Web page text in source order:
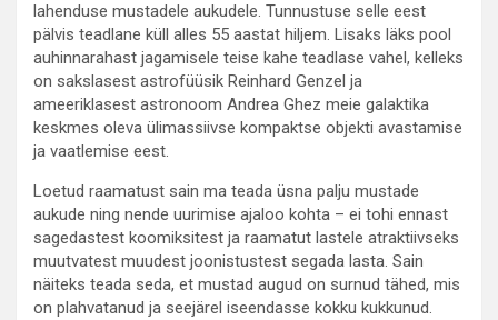
lahenduse mustadele aukudele. Tunnustuse selle eest
pälvis teadlane küll alles 55 aastat hiljem. Lisaks läks pool
auhinnarahast jagamisele teise kahe teadlase vahel, kelleks
on sakslasest astrofüüsik Reinhard Genzel ja
ameeriklasest astronoom Andrea Ghez meie galaktika
keskmes oleva ülimassiivse kompaktse objekti avastamise
ja vaatlemise eest.
Loetud raamatust sain ma teada üsna palju mustade
aukude ning nende uurimise ajaloo kohta – ei tohi ennast
sagedastest koomiksitest ja raamatut lastele atraktiivseks
muutvatest muudest joonistustest segada lasta. Sain
näiteks teada seda, et mustad augud on surnud tähed, mis
on plahvatanud ja seejärel iseendasse kokku kukkunud.